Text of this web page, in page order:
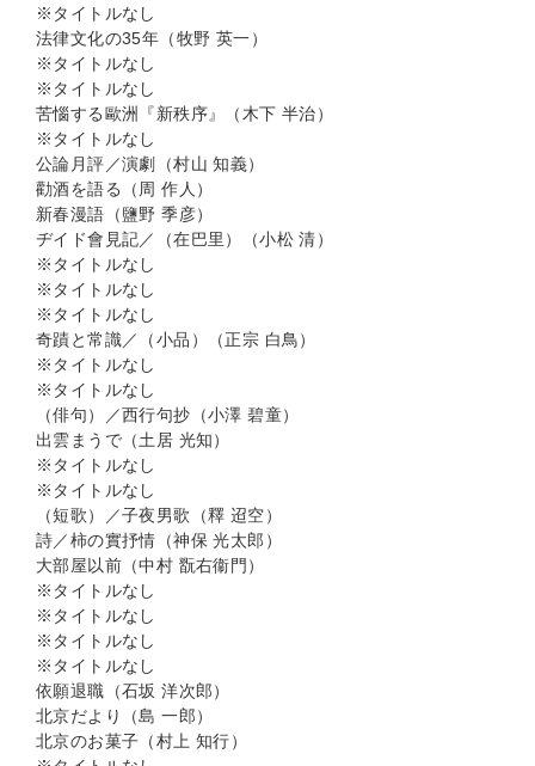
※タイトルなし
法律文化の35年（牧野 英一）
※タイトルなし
※タイトルなし
苦惱する歐洲『新秩序』（木下 半治）
※タイトルなし
公論月評／演劇（村山 知義）
勸酒を語る（周 作人）
新春漫語（鹽野 季彦）
ヂイド會見記／（在巴里）（小松 清）
※タイトルなし
※タイトルなし
※タイトルなし
奇蹟と常識／（小品）（正宗 白鳥）
※タイトルなし
※タイトルなし
（俳句）／西行句抄（小澤 碧童）
出雲まうで（土居 光知）
※タイトルなし
※タイトルなし
（短歌）／子夜男歌（釋 迢空）
詩／柿の實抒情（神保 光太郎）
大部屋以前（中村 翫右衞門）
※タイトルなし
※タイトルなし
※タイトルなし
※タイトルなし
依願退職（石坂 洋次郎）
北京だより（島 一郎）
北京のお菓子（村上 知行）